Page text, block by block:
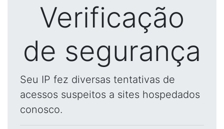
Verificação
de segurança
Seu IP fez diversas tentativas de
acessos suspeitos a sites hospedados
conosco.